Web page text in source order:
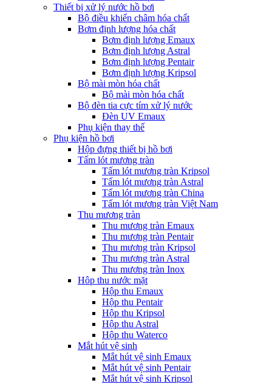
Thiết bị xử lý nước hồ bơi
Bộ điều khiển châm hóa chất
Bơm định lượng hóa chất
Bơm định lượng Emaux
Bơm định lượng Astral
Bơm định lượng Pentair
Bơm định lượng Kripsol
Bộ mài mòn hóa chất
Bộ mài mòn hóa chất
Bộ đèn tia cực tím xử lý nước
Đèn UV Emaux
Phụ kiện thay thế
Phụ kiện hồ bơi
Hộp đựng thiết bị hồ bơi
Tấm lót mương tràn
Tấm lót mương tràn Kripsol
Tấm lót mương tràn Astral
Tấm lót mương tràn China
Tấm lót mương tràn Việt Nam
Thu mương tràn
Thu mương tràn Emaux
Thu mương tràn Pentair
Thu mương tràn Kripsol
Thu mương tràn Astral
Thu mương tràn Inox
Hôp thu nước mặt
Hộp thu Emaux
Hộp thu Pentair
Hộp thu Kripsol
Hộp thu Astral
Hộp thu Waterco
Mắt hút vệ sinh
Mắt hút vệ sinh Emaux
Mắt hút vệ sinh Pentair
Mắt hút vệ sinh Kripsol